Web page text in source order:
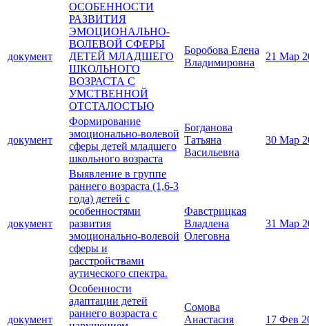
документ
ОСОБЕННОСТИ
РАЗВИТИЯ
ЭМОЦИОНАЛЬНО-
ВОЛЕВОЙ СФЕРЫ
ДЕТЕЙ МЛАДШЕГО
ШКОЛЬНОГО
ВОЗРАСТА С
УМСТВЕННОЙ
ОТСТАЛОСТЬЮ
Боробова Елена
Владимировна
21 Мар
документ
Формирование
эмоционально-волевой
сферы детей младшего
школьного возраста
Богданова
Татьяна
Васильевна
30 Мар
документ
Выявление в группе
раннего возраста (1,6-3
года) детей с
особенностями
развития
эмоционально-волевой
сферы и
расстройствами
аутического спектра.
Фавстрицкая
Владлена
Олеговна
31 Мар
документ
Особенности
адаптации детей
раннего возраста с
Сомова
Анастасия
17 Фев